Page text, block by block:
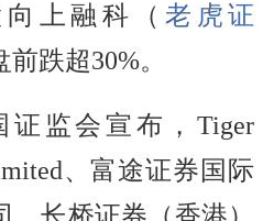
上融科（ 老虎证
前跌超30%。
监会宣布，Tiger
、富途证券国际